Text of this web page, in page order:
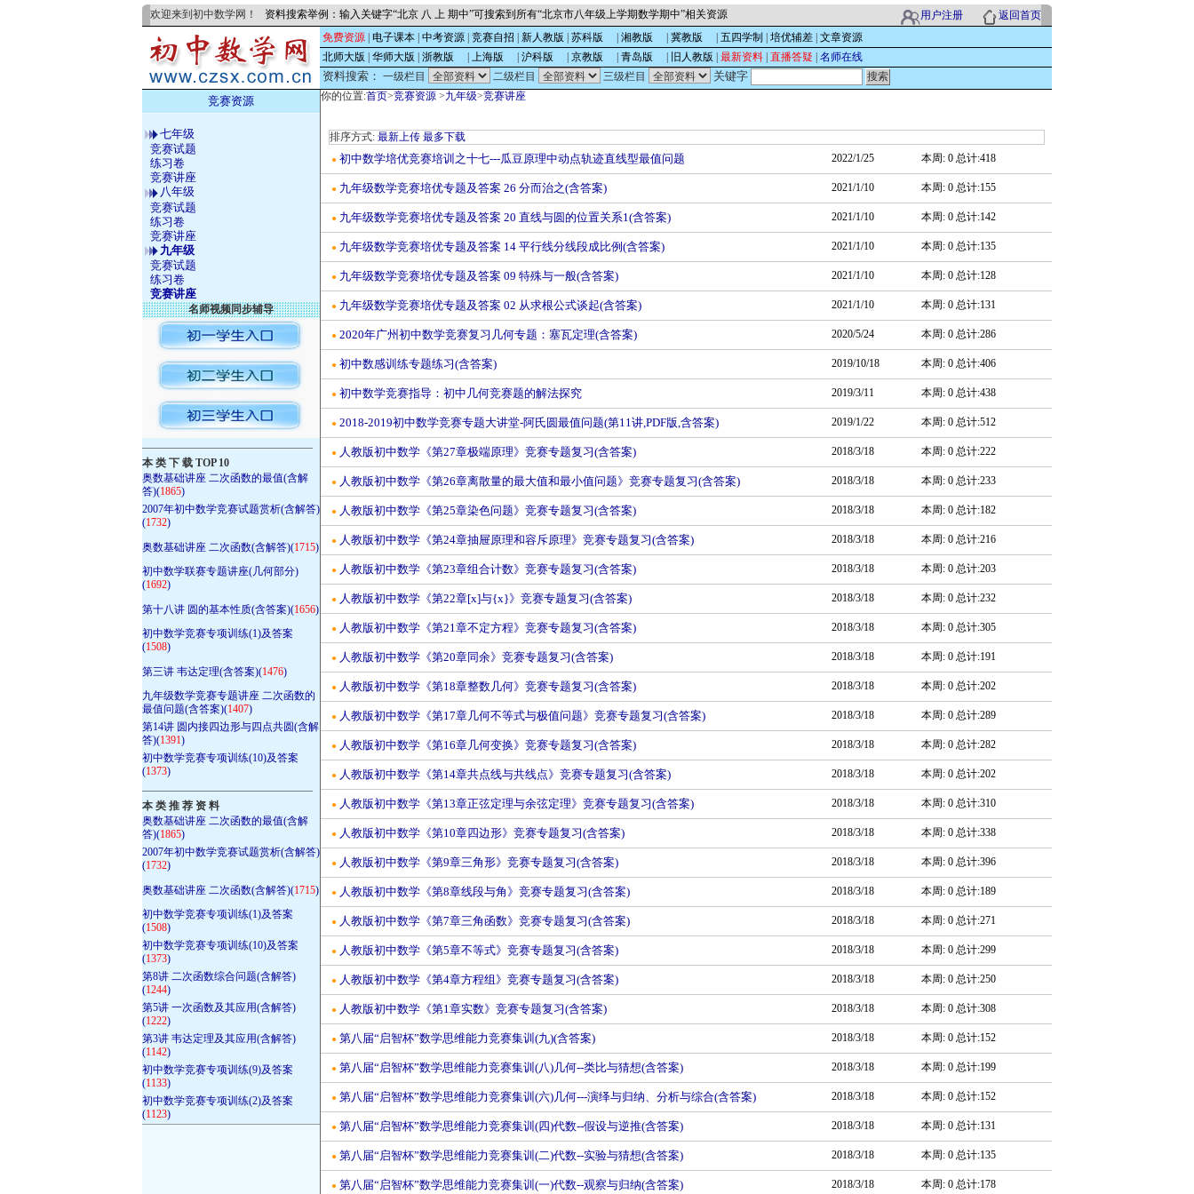
欢迎来到初中数学网！ 资料搜索举例：输入关键字“北京 八 上 期中”可搜索到所有“北京市八年级上学期数学期中”相关资源 用户注册
返回首页
免费资源 电子课本 中考资源 竞赛自招 新人教版 苏科版 湘教版 冀教版 五四学制 培优辅差 文章资源
北师大版
华师大版 浙教版 上海版 沪科版 京教版 青岛版 旧人教版 最新资料 直播答疑 名师在线
资料搜索： 一级栏目 二级栏目 三级栏目
关键字
竞赛资源
七年级
竞赛试题
练习卷
竞赛讲座
八年级
竞赛试题
练习卷
竞赛讲座
九年级
竞赛试题
练习卷
竞赛讲座
名师视频同步辅导
————————————————
本 类 下 载 TOP 10
奥数基础讲座 二次函数的最值(含解
答)(1865)
2007年初中数学竞赛试题赏析(含解答)
(1732)
奥数基础讲座 二次函数(含解答)(1715)
初中数学联赛专题讲座(几何部分)
(1692)
第十八讲 圆的基本性质(含答案)(1656)
初中数学竞赛专项训练(1)及答案
(1508)
第三讲 韦达定理(含答案)(1476)
九年级数学竞赛专题讲座 二次函数的
最值问题(含答案)(1407)
第14讲 圆内接四边形与四点共圆(含解
答)(1391)
初中数学竞赛专项训练(10)及答案
(1373)
————————————————
本 类 推 荐 资 料
奥数基础讲座 二次函数的最值(含解
答)(1865)
2007年初中数学竞赛试题赏析(含解答)
(1732)
奥数基础讲座 二次函数(含解答)(1715)
初中数学竞赛专项训练(1)及答案
(1508)
初中数学竞赛专项训练(10)及答案
(1373)
第8讲 二次函数综合问题(含解答)
(1244)
第5讲 一次函数及其应用(含解答)
(1222)
第3讲 韦达定理及其应用(含解答)
(1142)
初中数学竞赛专项训练(9)及答案
(1133)
初中数学竞赛专项训练(2)及答案
(1123)
你的位置:首页>竞赛资源 >九年级>竞赛讲座
排序方式: 最新上传 最多下载
● 初中数学培优竞赛培训之十七---瓜豆原理中动点轨迹直线型最值问题 2022/1/25 本周: 0 总计:418
● 九年级数学竞赛培优专题及答案 26 分而治之(含答案) 2021/1/10 本周: 0 总计:155
● 九年级数学竞赛培优专题及答案 20 直线与圆的位置关系1(含答案) 2021/1/10 本周: 0 总计:142
● 九年级数学竞赛培优专题及答案 14 平行线分线段成比例(含答案) 2021/1/10 本周: 0 总计:135
● 九年级数学竞赛培优专题及答案 09 特殊与一般(含答案) 2021/1/10 本周: 0 总计:128
● 九年级数学竞赛培优专题及答案 02 从求根公式谈起(含答案) 2021/1/10 本周: 0 总计:131
● 2020年广州初中数学竞赛复习几何专题：塞瓦定理(含答案) 2020/5/24 本周: 0 总计:286
● 初中数感训练专题练习(含答案) 2019/10/18 本周: 0 总计:406
● 初中数学竞赛指导：初中几何竞赛题的解法探究 2019/3/11 本周: 0 总计:438
● 2018-2019初中数学竞赛专题大讲堂-阿氏圆最值问题(第11讲,PDF版,含答案) 2019/1/22 本周: 0 总计:512
● 人教版初中数学《第27章极端原理》竞赛专题复习(含答案) 2018/3/18 本周: 0 总计:222
● 人教版初中数学《第26章离散量的最大值和最小值问题》竞赛专题复习(含答案) 2018/3/18 本周: 0 总计:233
● 人教版初中数学《第25章染色问题》竞赛专题复习(含答案) 2018/3/18 本周: 0 总计:182
● 人教版初中数学《第24章抽屉原理和容斥原理》竞赛专题复习(含答案) 2018/3/18 本周: 0 总计:216
● 人教版初中数学《第23章组合计数》竞赛专题复习(含答案) 2018/3/18 本周: 0 总计:203
● 人教版初中数学《第22章[x]与{x}》竞赛专题复习(含答案) 2018/3/18 本周: 0 总计:232
● 人教版初中数学《第21章不定方程》竞赛专题复习(含答案) 2018/3/18 本周: 0 总计:305
● 人教版初中数学《第20章同余》竞赛专题复习(含答案) 2018/3/18 本周: 0 总计:191
● 人教版初中数学《第18章整数几何》竞赛专题复习(含答案) 2018/3/18 本周: 0 总计:202
● 人教版初中数学《第17章几何不等式与极值问题》竞赛专题复习(含答案) 2018/3/18 本周: 0 总计:289
● 人教版初中数学《第16章几何变换》竞赛专题复习(含答案) 2018/3/18 本周: 0 总计:282
● 人教版初中数学《第14章共点线与共线点》竞赛专题复习(含答案) 2018/3/18 本周: 0 总计:202
● 人教版初中数学《第13章正弦定理与余弦定理》竞赛专题复习(含答案) 2018/3/18 本周: 0 总计:310
● 人教版初中数学《第10章四边形》竞赛专题复习(含答案) 2018/3/18 本周: 0 总计:338
● 人教版初中数学《第9章三角形》竞赛专题复习(含答案) 2018/3/18 本周: 0 总计:396
● 人教版初中数学《第8章线段与角》竞赛专题复习(含答案) 2018/3/18 本周: 0 总计:189
● 人教版初中数学《第7章三角函数》竞赛专题复习(含答案) 2018/3/18 本周: 0 总计:271
● 人教版初中数学《第5章不等式》竞赛专题复习(含答案) 2018/3/18 本周: 0 总计:299
● 人教版初中数学《第4章方程组》竞赛专题复习(含答案) 2018/3/18 本周: 0 总计:250
● 人教版初中数学《第1章实数》竞赛专题复习(含答案) 2018/3/18 本周: 0 总计:308
● 第八届“启智杯”数学思维能力竞赛集训(九)(含答案) 2018/3/18 本周: 0 总计:152
● 第八届“启智杯”数学思维能力竞赛集训(八)几何--类比与猜想(含答案) 2018/3/18 本周: 0 总计:199
● 第八届“启智杯”数学思维能力竞赛集训(六)几何---演绎与归纳、分析与综合(含答案) 2018/3/18 本周: 0 总计:152
● 第八届“启智杯”数学思维能力竞赛集训(四)代数--假设与逆推(含答案) 2018/3/18 本周: 0 总计:131
● 第八届“启智杯”数学思维能力竞赛集训(二)代数--实验与猜想(含答案) 2018/3/18 本周: 0 总计:135
● 第八届“启智杯”数学思维能力竞赛集训(一)代数--观察与归纳(含答案) 2018/3/18 本周: 0 总计:178